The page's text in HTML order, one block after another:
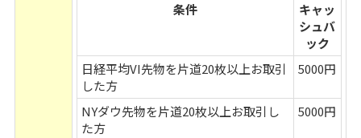
条件
キャッ
シュバ
ック
日経平均VI先物を片道20枚以上お取引
した方
5000円
NYダウ先物を片道20枚以上お取引し
た方
5000円